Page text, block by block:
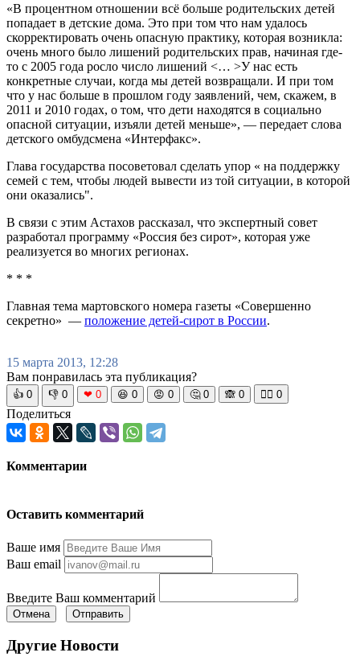
«В процентном отношении всё больше родительских детей
попадает в детские дома. Это при том что нам удалось
скорректировать очень опасную практику, которая возникла:
очень много было лишений родительских прав, начиная где-
то с 2005 года росло число лишений <… >У нас есть
конкретные случаи, когда мы детей возвращали. И при том
что у нас больше в прошлом году заявлений, чем, скажем, в
2011 и 2010 годах, о том, что дети находятся в социально
опасной ситуации, изъяли детей меньше», — передает слова
детского омбудсмена «Интерфакс».
Глава государства посоветовал сделать упор « на поддержку
семей с тем, чтобы людей вывести из той ситуации, в которой
они оказались".
В связи с этим Астахов рассказал, что экспертный совет
разработал программу «Россия без сирот», которая уже
реализуется во многих регионах.
* * *
Главная тема мартовского номера газеты «Совершенно
секретно» — положение детей-сирот в России.
15 марта 2013, 12:28
Вам понравилась эта публикация?
👍 0 👎 0 ❤ 0 😆 0 😡 0 🤔 0 🙈 0 🧘‍♀️ 0
Поделиться
Комментарии
Оставить комментарий
Ваше имя
Ваш email
Введите Ваш комментарий
Отмена Отправить
Другие Новости